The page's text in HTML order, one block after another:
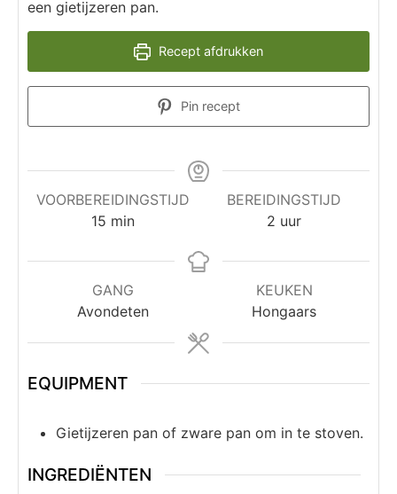
een gietijzeren pan.
Recept afdrukken
Pin recept
VOORBEREIDINGSTIJD
15 min
BEREIDINGSTIJD
2 uur
GANG
Avondeten
KEUKEN
Hongaars
EQUIPMENT
Gietijzeren pan of zware pan om in te stoven.
INGREDIËNTEN